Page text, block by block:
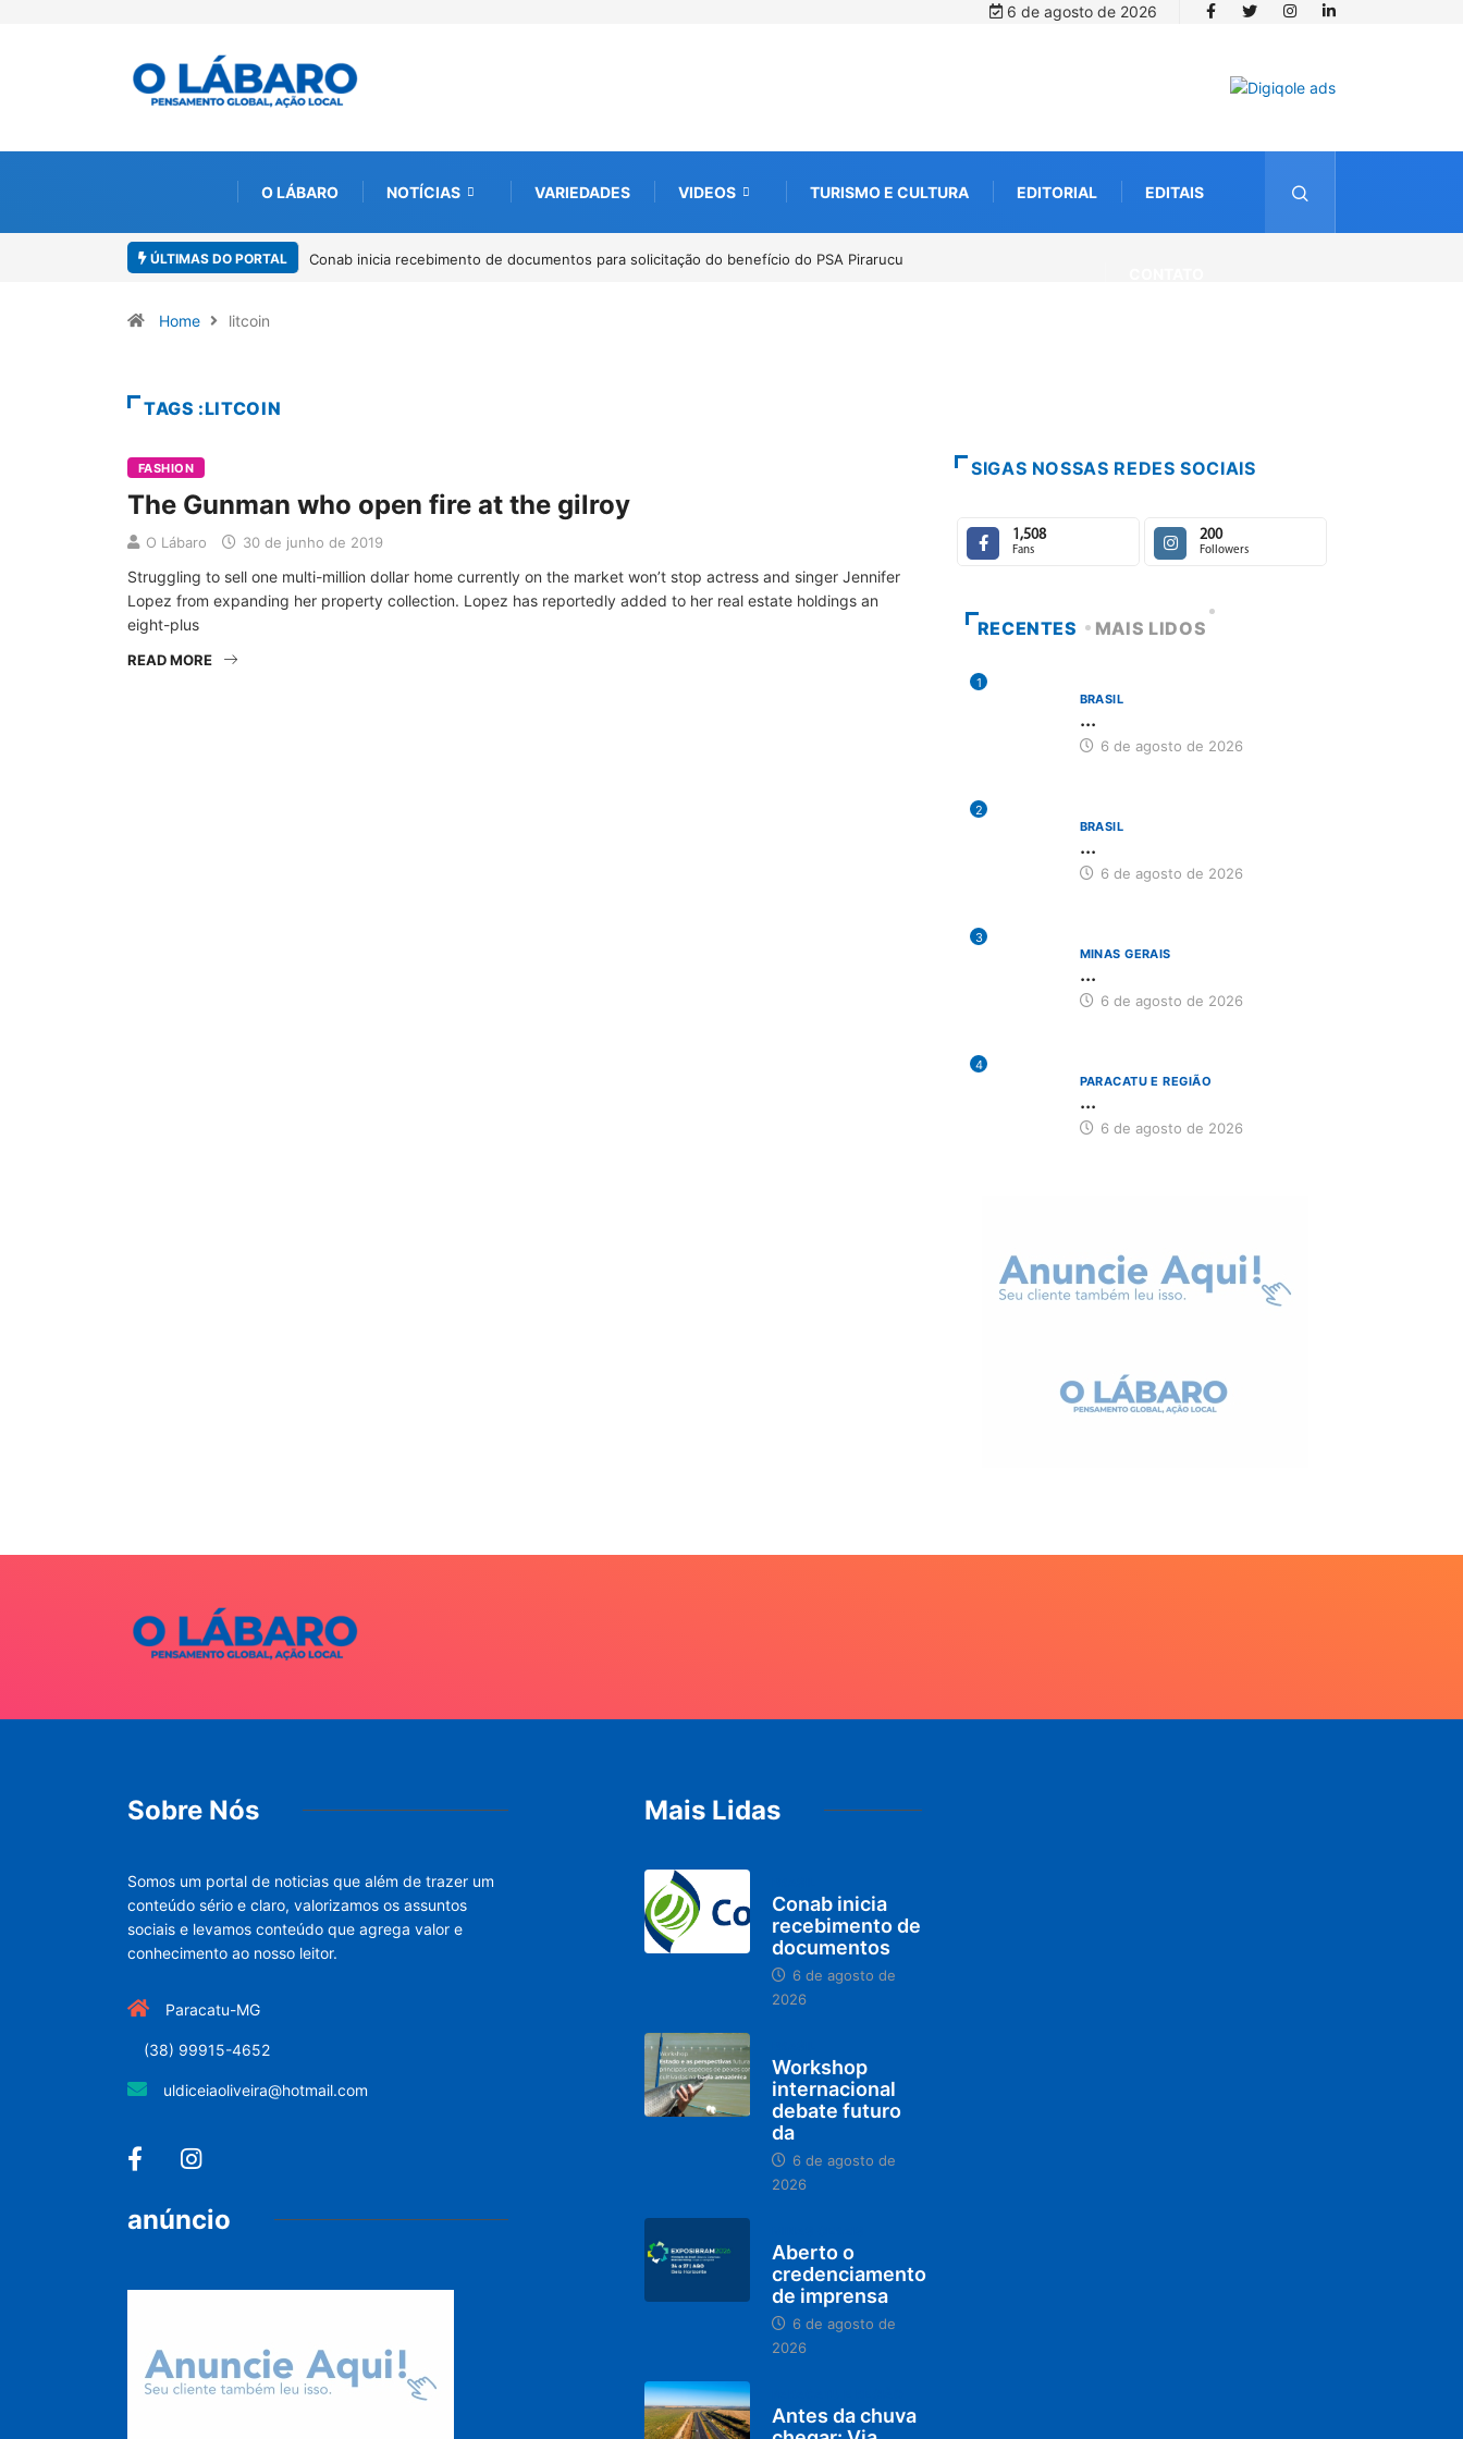
6 de agosto de 2026
O LÁBARO NOTÍCIAS VARIEDADES VIDEOS TURISMO E CULTURA EDITORIAL EDITAIS
ÚLTIMAS DO PORTAL Conab inicia recebimento de documentos para solicitação do benefício do PSA Pirarucu
Home litcoin
TAGS :LITCOIN
FASHION
The Gunman who open fire at the gilroy
O Lábaro 30 de junho de 2019
Struggling to sell one multi-million dollar home currently on the market won’t stop actress and singer Jennifer
Lopez from expanding her property collection. Lopez has reportedly added to her real estate holdings an
eight-plus
READ MORE
SIGAS NOSSAS REDES SOCIAIS
1,508
Fans
200
Followers
RECENTES MAIS LIDOS
1
BRASIL
...
6 de agosto de 2026
2
BRASIL
...
6 de agosto de 2026
3
MINAS GERAIS
...
6 de agosto de 2026
4
PARACATU E REGIÃO
...
6 de agosto de 2026
Sobre Nós
Somos um portal de noticias que além de trazer um
conteúdo sério e claro, valorizamos os assuntos
sociais e levamos conteúdo que agrega valor e
conhecimento ao nosso leitor.
Paracatu-MG
(38) 99915-4652
uldiceiaoliveira@hotmail.com
anúncio
Mais Lidas
Conab inicia
recebimento de
documentos
6 de agosto de
2026
Workshop
internacional
debate futuro
da
6 de agosto de
2026
Aberto o
credenciamento
de imprensa
6 de agosto de
2026
Antes da chuva